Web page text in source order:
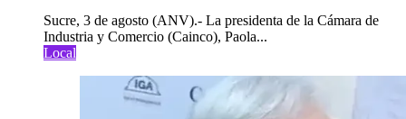
Sucre, 3 de agosto (ANV).- La presidenta de la Cámara de
Industria y Comercio (Cainco), Paola...
Local